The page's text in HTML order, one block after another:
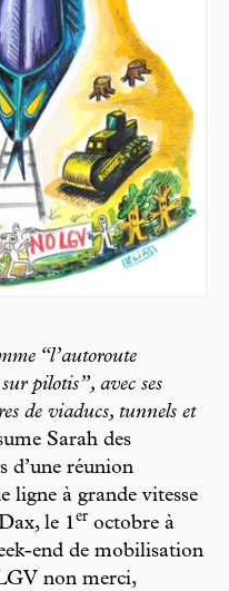
“l’autoroute
pilotis”, avec ses
de viaducs, tunnels et
Sarah des
d’une réunion
ligne à grande vitesse
le 1er octobre à
end de mobilisation
non merci,